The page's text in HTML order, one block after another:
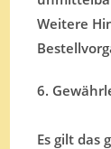
Weitere
6.
Es gilt das